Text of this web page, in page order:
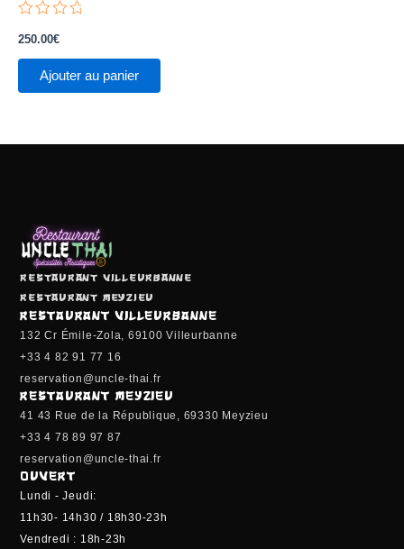
0
sur
250.00€
Ajouter au panier
Restaurant Villeurbanne
Restaurant Meyzieu
RESTAURANT VILLEURBANNE
132 Cr Émile-Zola, 69100 Villeurbanne
+33 4 82 91 77 16
reservation@uncle-thai.fr
RESTAURANT MEYZIEU
41 43 Rue de la République, 69330 Meyzieu
+33 4 78 89 97 87
reservation@uncle-thai.fr
OUVERT
Lundi - Jeudi:
11h30- 14h30 / 18h30-23h
Vendredi : 18h-23h